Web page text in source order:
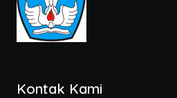
Kontak Kami